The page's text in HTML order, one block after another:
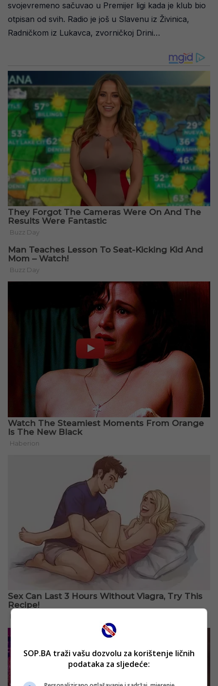
svojevremeno sačuvao u Premijer ligi kada je klub bio
otpisan od svih. Radio je još u Slavenu iz Živinica,
Radničkom iz Lukavca, zvorničkoj Drini…
SOP.BA traži vašu dozvolu za korištenje ličnih
podataka za sljedeće: